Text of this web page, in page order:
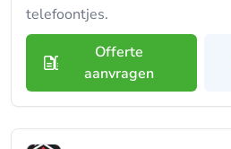
telefoontjes.
Offerte
aanvragen